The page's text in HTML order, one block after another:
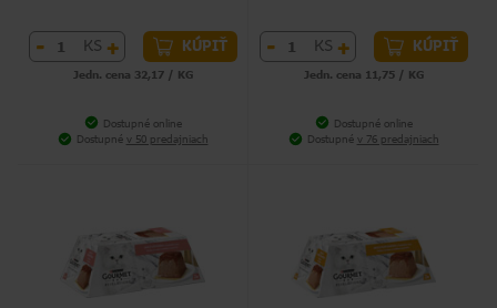
- KS + KÚPIŤ
Jedn. cena 32,17 / KG
Dostupné online
Dostupné v 50 predajniach
- KS + KÚPIŤ
Jedn. cena 11,75 / KG
Dostupné online
Dostupné v 76 predajniach